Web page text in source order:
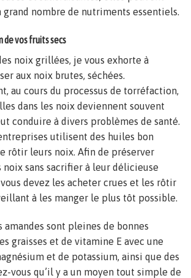
grand nombre de nutriments essentiels.
de vos fruits secs
noix grillées, je vous exhorte à
aux noix brutes, séchées.
au cours du processus de torréfaction,
dans les noix deviennent souvent
conduire à divers problèmes de santé.
utilisent des huiles bon
rôtir leurs noix. Afin de préserver
noix sans sacrifier à leur délicieuse
devez les acheter crues et les rôtir
à les manger le plus tôt possible.
amandes sont pleines de bonnes
graisses et de vitamine E avec une
et de potassium, ainsi que des
vous qu’il y a un moyen tout simple de